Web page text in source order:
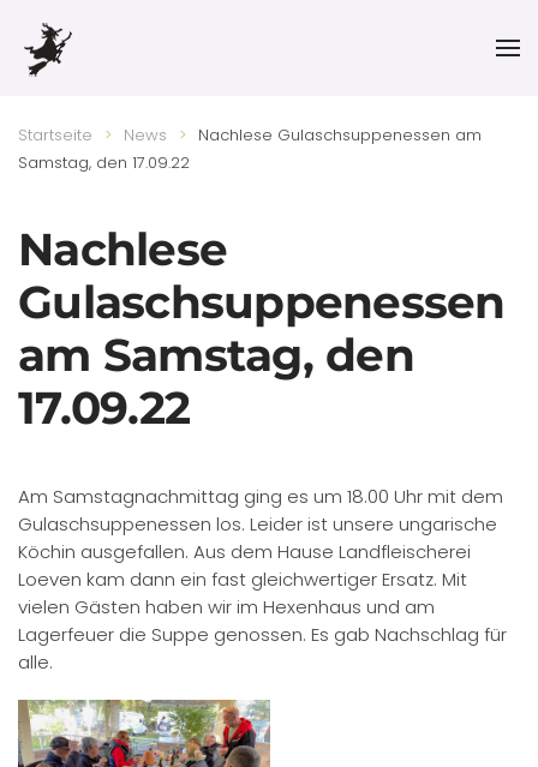
Skip to main content
Startseite News
Nachlese Gulaschsuppenessen am
Samstag, den 17.09.22
Nachlese
Gulaschsuppenessen
am Samstag, den
17.09.22
Am Samstagnachmittag ging es um 18.00 Uhr mit dem
Gulaschsuppenessen los. Leider ist unsere ungarische
Köchin ausgefallen. Aus dem Hause Landfleischerei
Loeven kam dann ein fast gleichwertiger Ersatz. Mit
vielen Gästen haben wir im Hexenhaus und am
Lagerfeuer die Suppe genossen. Es gab Nachschlag für
alle.